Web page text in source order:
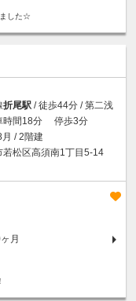
ました☆
折尾駅 / 徒歩44分 / 第二浅
時間18分 停歩3分
/ 2階建
若松区高須南1丁目5-14
月